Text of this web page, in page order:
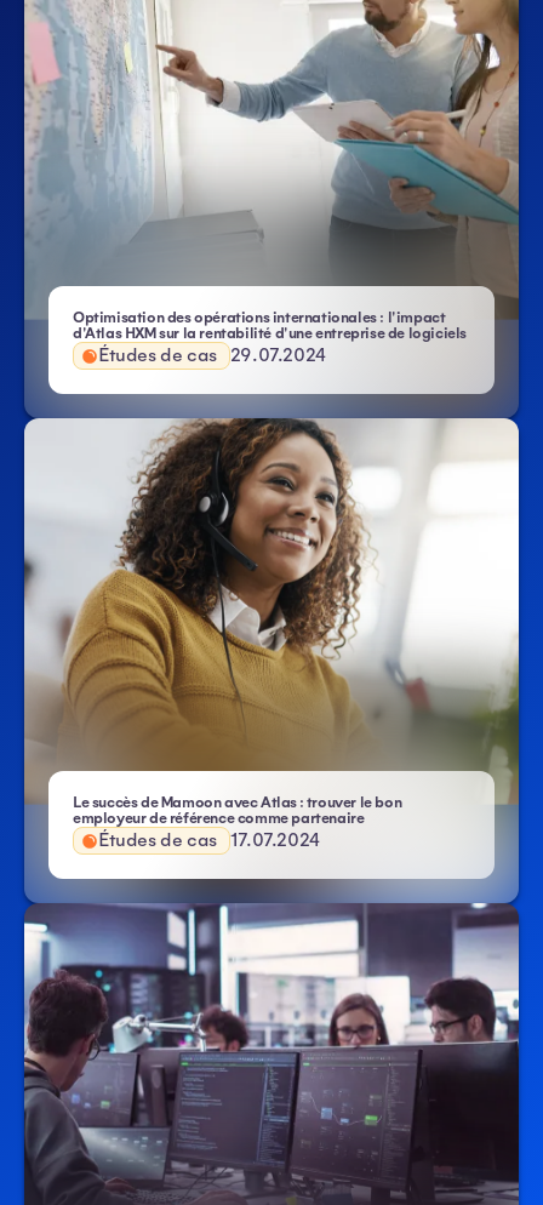
Optimisation des opérations internationales : l'impact
d'Atlas HXM sur la rentabilité d'une entreprise de logiciels
Études de cas 29.07.2024
Le succès de Mamoon avec Atlas : trouver le bon
employeur de référence comme partenaire
Études de cas 17.07.2024